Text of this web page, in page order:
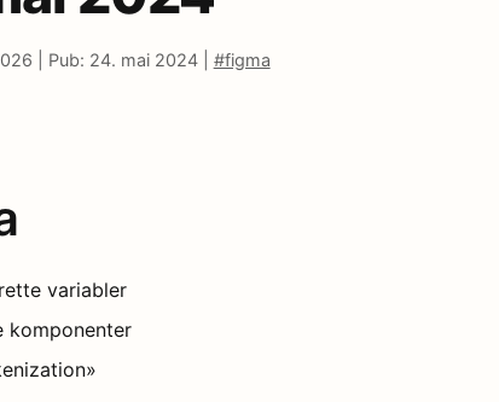
| Pub: 24. mai 2024 | #figma
variabler
komponenter